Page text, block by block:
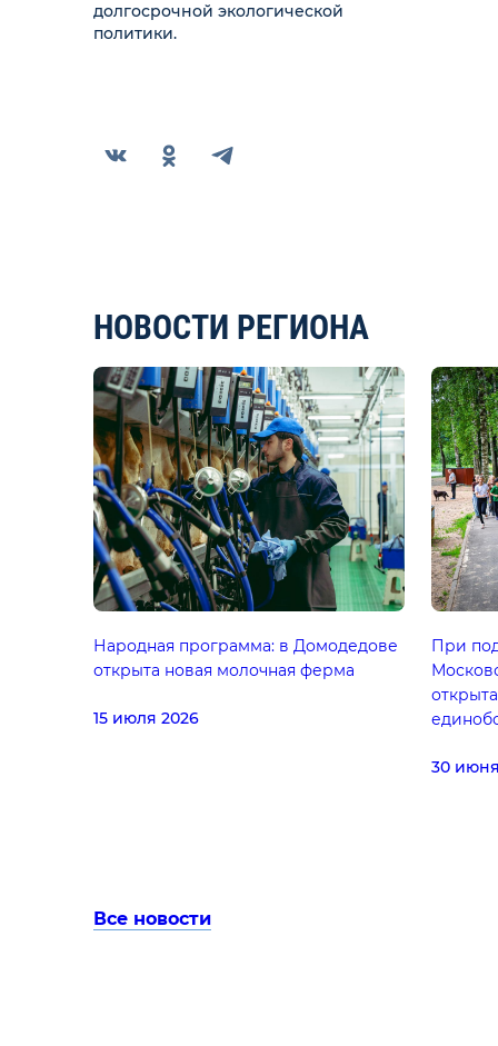
долгосрочной экологической
политики.
НОВОСТИ РЕГИОНА
Народная программа: в Домодедове
открыта новая молочная ферма
15 июля 2026
При
30
Все новости